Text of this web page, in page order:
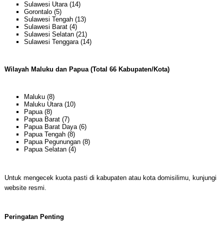
Sulawesi Utara (14)
Gorontalo (5)
Sulawesi Tengah (13)
Sulawesi Barat (4)
Sulawesi Selatan (21)
Sulawesi Tenggara (14)
Wilayah Maluku dan Papua (Total 66 Kabupaten/Kota)
Maluku (8)
Maluku Utara (10)
Papua (8)
Papua Barat (7)
Papua Barat Daya (6)
Papua Tengah (8)
Papua Pegunungan (8)
Papua Selatan (4)
Untuk mengecek kuota pasti di kabupaten atau kota domisilimu, kunjungi
website resmi.
Peringatan Penting